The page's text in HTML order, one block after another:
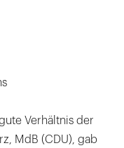
Verhältnis der
MdB (CDU), gab